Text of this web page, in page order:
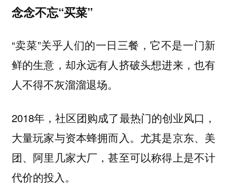
念念不忘“买菜”
“卖菜”关乎人们的一日三餐，它不是一门新
鲜的生意，却永远有人挤破头想进来，也有
人不得不灰溜溜退场。
2018年，社区团购成了最热门的创业风口，
大量玩家与资本蜂拥而入。尤其是京东、美
团、阿里几家大厂，甚至可以称得上是不计
代价的投入。